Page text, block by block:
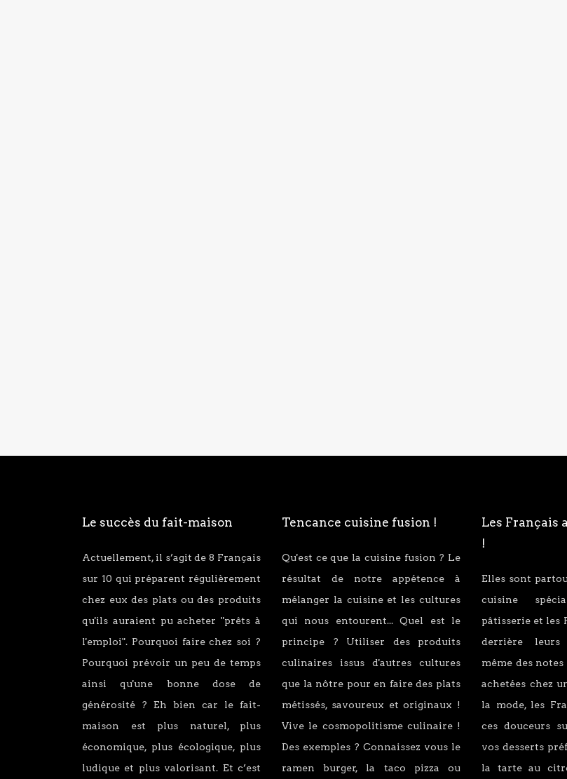
Le succès du fait-maison
Actuellement, il s’agit de 8 Français
sur 10 qui préparent régulièrement
chez eux des plats ou des produits
qu'ils auraient pu acheter "prêts à
l'emploi". Pourquoi faire chez soi ?
Pourquoi prévoir un peu de temps
ainsi qu'une bonne dose de
générosité ? Eh bien car le fait-
maison est plus naturel, plus
économique, plus écologique, plus
ludique et plus valorisant. Et c’est
Tencance cuisine fusion !
Qu'est ce que la cuisine fusion ? Le
résultat de notre appétence à
mélanger la cuisine et les cultures
qui nous entourent... Quel est le
principe ? Utiliser des produits
culinaires issus d'autres cultures
que la nôtre pour en faire des plats
métissés, savoureux et originaux !
Vive le cosmopolitisme culinaire !
Des exemples ? Connaissez vous le
ramen burger, la taco pizza ou
Les Français
!
Elles sont
cuisine
pâtisserie et les
derrière leurs
même des
achetées chez
la mode, les
ces douceurs
vos desserts
la tarte au